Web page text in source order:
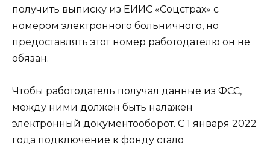
получить выписку из ЕИИС «Соцстрах» с
номером электронного больничного, но
предоставлять этот номер работодателю он не
обязан.
Чтобы работодатель получал данные из ФСС,
между ними должен быть налажен
электронный документооборот. С 1 января 2022
года подключение к фонду стало